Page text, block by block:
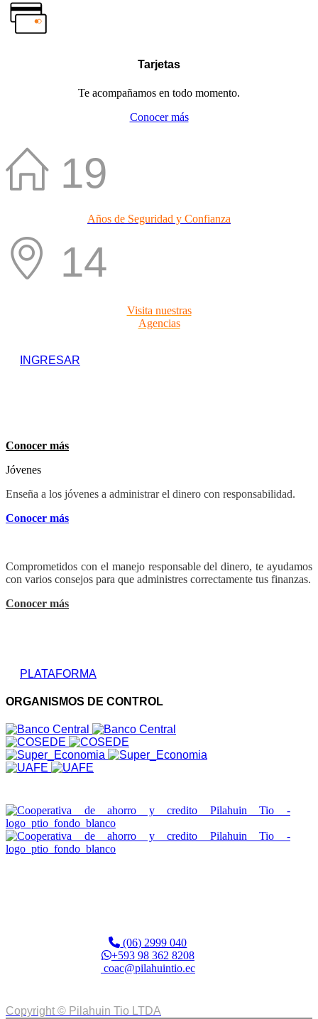
Tarjetas
Te acompañamos en todo momento.
Conocer más
19
Años de Seguridad y Confianza
14
Visita nuestras
Agencias
INGRESAR
Conocer más
Jóvenes
Enseña a los jóvenes a administrar el dinero con responsabilidad.
Conocer más
Comprometidos con el manejo responsable del dinero, te ayudamos
con varios consejos para que administres correctamente tus finanzas.
Conocer más
PLATAFORMA
ORGANISMOS DE CONTROL
(06) 2999 040
+593 98 362 8208
coac@pilahuintio.ec
Copyright © Pilahuin Tio LTDA